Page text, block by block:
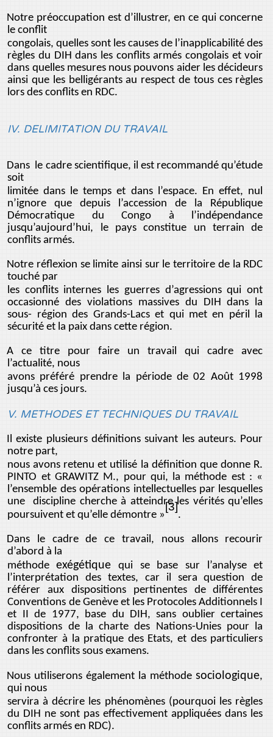
Notre préoccupation est d’illustrer, en ce qui concerne
le conflit
congolais, quelles sont les causes de l’inapplicabilité des
règles du DIH dans les conflits armés congolais et voir
dans quelles mesures nous pouvons aider les décideurs
ainsi que les belligérants au respect de tous ces règles
lors des conflits en RDC.
IV. DELIMITATION DU TRAVAIL
Dans le cadre scientifique, il est recommandé qu’étude
soit
limitée dans le temps et dans l’espace. En effet, nul
n’ignore que depuis l’accession de la République
Démocratique du Congo à l’indépendance
jusqu’aujourd’hui, le pays constitue un terrain de
conflits armés.
Notre réflexion se limite ainsi sur le territoire de la RDC
touché par
les conflits internes les guerres d’agressions qui ont
occasionné des violations massives du DIH dans la
sous- région des Grands-Lacs et qui met en péril la
sécurité et la paix dans cette région.
A ce titre pour faire un travail qui cadre avec
l’actualité, nous
avons préféré prendre la période de 02 Août 1998
jusqu’à ces jours.
V. METHODES ET TECHNIQUES DU TRAVAIL
Il existe plusieurs définitions suivant les auteurs. Pour
notre part,
nous avons retenu et utilisé la définition que donne R.
PINTO et GRAWITZ M., pour qui, la méthode est : «
l’ensemble des opérations intellectuelles par lesquelles
une discipline cherche à atteindre les vérités qu’elles
poursuivent et qu’elle démontre »
[3]
.
Dans le cadre de ce travail, nous allons recourir
d’abord à la
méthodeexégétique qui se base sur l’analyse et
l’interprétation des textes, car il sera question de
référer aux dispositions pertinentes de différentes
Conventions de Genève et les Protocoles Additionnels I
et II de 1977, base du DIH, sans oublier certaines
dispositions de la charte des Nations-Unies pour la
confronter à la pratique des Etats, et des particuliers
dans les conflits sous examens.
Nous utiliserons également la méthodesociologique,
qui nous
servira à décrire les phénomènes (pourquoi les règles
du DIH ne sont pas effectivement appliquées dans les
conflits armés en RDC).